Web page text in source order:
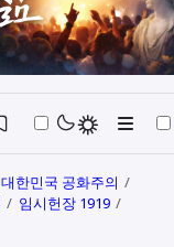
대한민국 공화주의
임시헌장 1919